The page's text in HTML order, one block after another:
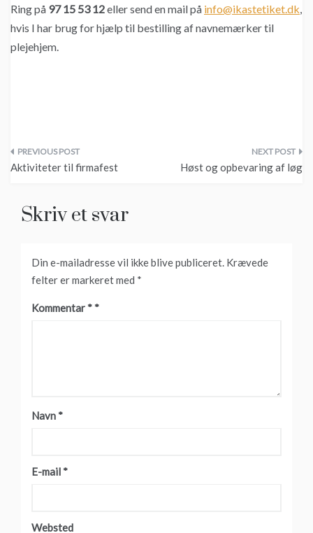
Ring på 97 15 53 12eller send en mail på info@ikastetiket.dk,
hvis I har brug for hjælp til bestilling af navnemærker til
plejehjem.
Indlægsnavigation
Aktiviteter til firmafest Høst og opbevaring af løg
Skriv et svar
Din e-mailadresse vil ikke blive publiceret. Krævede
felter er markeret med *
Kommentar *
Navn *
E-mail *
Websted